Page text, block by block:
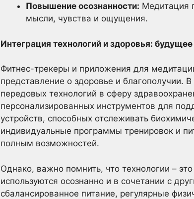
Повышение осознанности: Медитация
мысли, чувства и ощущения.
Интеграция технологий и здоровья: будущее
Фитнес-трекеры и приложения для
представление о здоровье и
передовых технологий в сферу
персонализированных инструментов для
устройств, способных отслеживать
индивидуальные программы тренировок и
полным возможностей.
Однако, важно помнить, что технологии –
используются осознанно и в сочетании с
сбалансированное питание, регулярные